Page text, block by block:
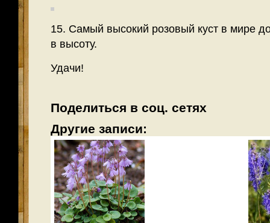
15. Самый высокий розовый куст в мире
в высоту.
Удачи!
Поделиться в соц. сетях
Другие записи: